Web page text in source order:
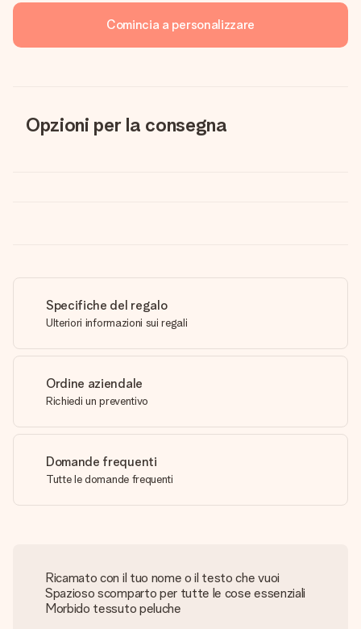
Comincia a personalizzare
Opzioni per la consegna
Specifiche del regalo
Ulteriori informazioni sui regali
Ordine aziendale
Richiedi un preventivo
Domande frequenti
Tutte le domande frequenti
Ricamato con il tuo nome o il testo che vuoi
Spazioso scomparto per tutte le cose essenziali
Morbido tessuto peluche